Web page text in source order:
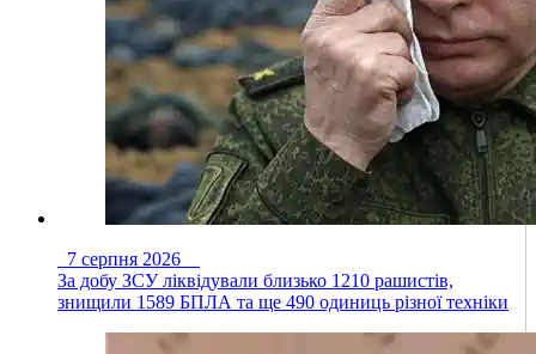
7 серпня 2026
За добу ЗСУ ліквідували близько 1210 рашистів,
знищили 1589 БПЛА та ще 490 одиниць різної техніки